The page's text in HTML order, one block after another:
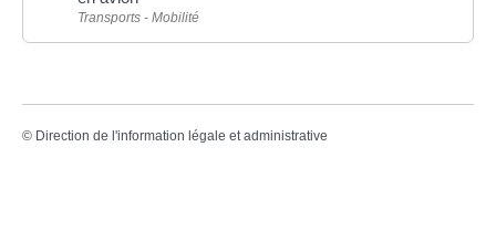
Transports - Mobilité
© Direction de l'information légale et administrative